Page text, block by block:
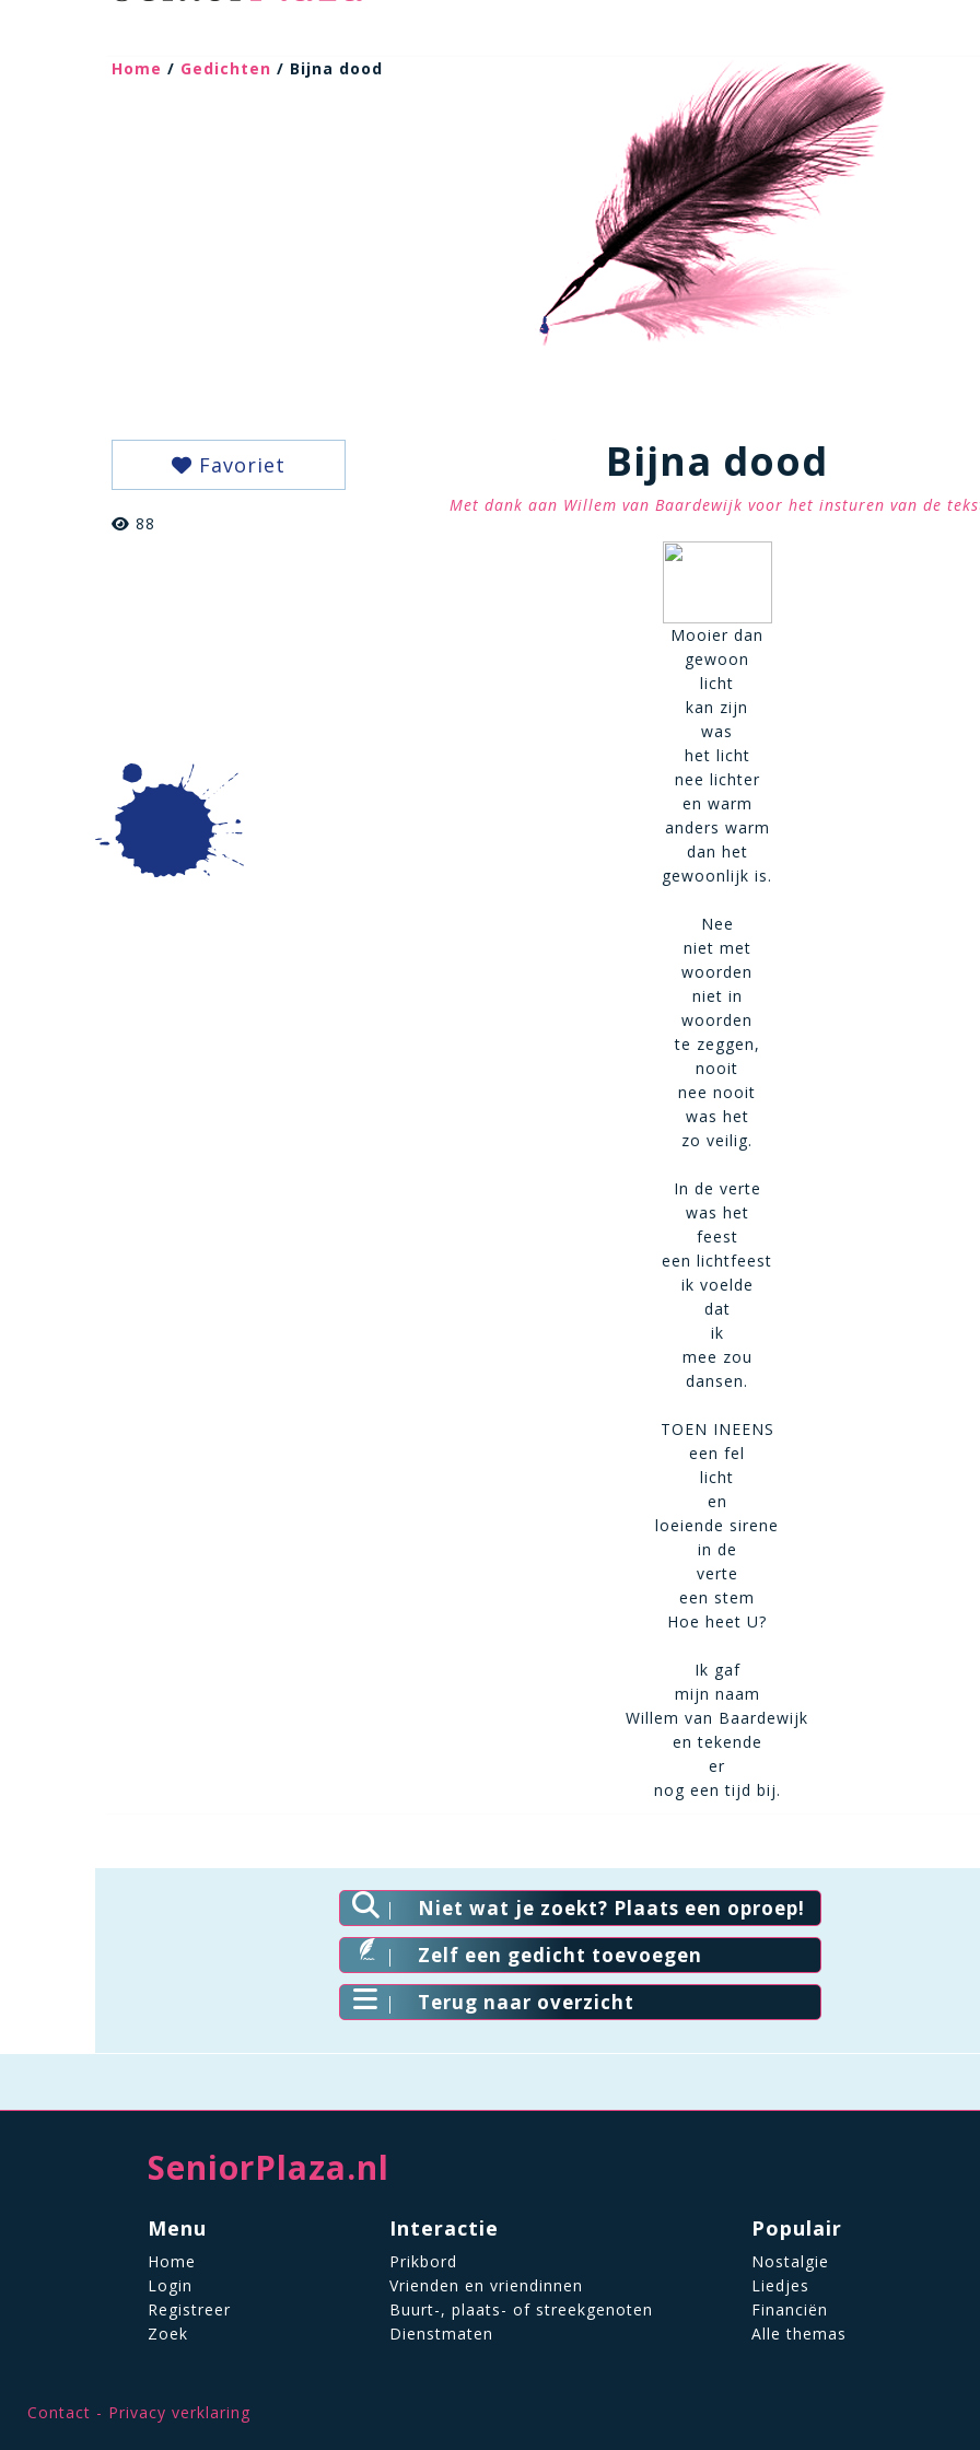
Home / Gedichten / Bijna dood
Favoriet
88
Bijna dood
Met dank aan Willem van Baardewijk voor het insturen van de
Mooier dan
gewoon
licht
kan zijn
was
het licht
nee lichter
en warm
anders warm
dan het
gewoonlijk is.
Nee
niet met
woorden
niet in
woorden
te zeggen,
nooit
nee nooit
was het
zo veilig.
In de verte
was het
feest
een lichtfeest
ik voelde
dat
ik
mee zou
dansen.
TOEN INEENS
een fel
licht
en
loeiende sirene
in de
verte
een stem
Hoe heet U?
Ik gaf
mijn naam
Willem van Baardewijk
en tekende
er
nog een tijd bij.
Niet wat je zoekt? Plaats een oproep!
Zelf een gedicht toevoegen
Terug naar overzicht
SeniorPlaza.nl
Menu
Home
Login
Registreer
Zoek
Interactie
Prikbord
Vrienden en vriendinnen
Buurt-, plaats- of streekgenoten
Dienstmaten
Populair
Nostalgie
Liedjes
Financiën
Alle themas
Contact Privacy verklaring